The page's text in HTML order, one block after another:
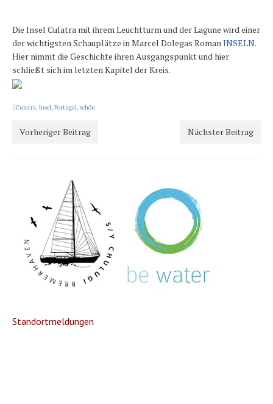
Die Insel Culatra mit ihrem Leuchtturm und der Lagune wird einer
der wichtigsten Schauplätze in Marcel Dolegas Roman INSELN.
Hier nimmt die Geschichte ihren Ausgangspunkt und hier
schließt sich im letzten Kapitel der Kreis.
Culatra, Insel, Portugal, schön
Vorheriger Beitrag Nächster Beitrag
Standortmeldungen